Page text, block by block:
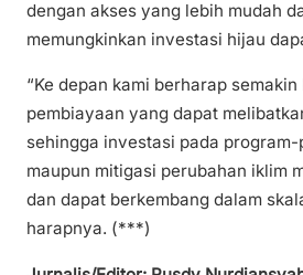
dengan akses yang lebih mudah
memungkinkan investasi hijau
“Ke depan kami berharap
pembiayaan yang dapat
sehingga investasi pada
maupun mitigasi perubahan iklim
dan dapat berkembang dalam
harapnya. (***)